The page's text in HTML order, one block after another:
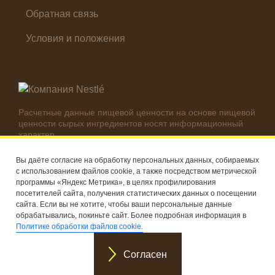
Обратная связь
Условия и положения
Расчетные данные пищевой ценности на основе пищевой
ценности сырых ингредиентов носят информационный
характер.
используемых ингредиентов.
© Компания Nestlé, 2026 г. Все права защищены
®Владелец товарных знаков: Société des Produits Nestlé S.A.
(Швейцария)
Вы даёте согласие на обработку персональных данных, собираемых
с использованием файлов cookie, а также посредством метрической
программы «Яндекс Метрика», в целях профилирования
посетителей сайта, получения статистических данных о посещении
сайта. Если вы не хотите, чтобы ваши персональные данные
обрабатывались, покиньте сайт. Более подробная информация в
Политике обработки файлов cookie.
Согласен